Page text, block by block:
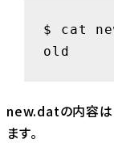
$ cat
old
new.datの内容は
ます。